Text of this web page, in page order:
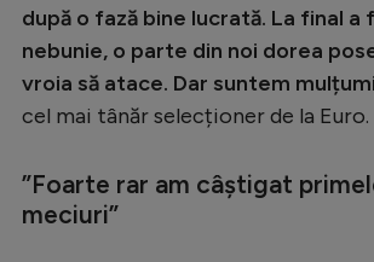
Alte sporturi
JO 2024
după o fază bine lucrată. La final a
nebunie, o parte din noi dorea
vroia să atace. Dar suntem
cel mai tânăr selecționer de la Euro.
”Foarte rar am câștigat
meciuri”